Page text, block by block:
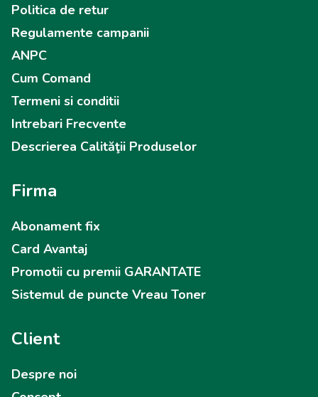
Politica de retur
Regulamente campanii
ANPC
Cum Comand
Termeni si conditii
Intrebari Frecvente
Descrierea Calităţii Produselor
Firma
Abonament fix
Card Avantaj
Promotii cu premii GARANTATE
Sistemul de puncte Vreau Toner
Client
Despre noi